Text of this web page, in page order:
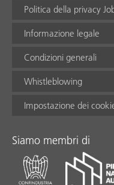
Politica della privacy
Informazione legale
Condizioni generali
Whistleblowing
Impostazione dei
Siamo membri di